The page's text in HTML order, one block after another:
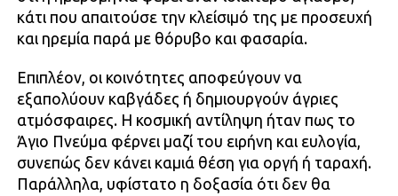
κάτι που απαιτούσε την κλείσιμό της με προσευχή
και ηρεμία παρά με θόρυβο και φασαρία.
Επιπλέον, οι κοινότητες αποφεύγουν να
εξαπολύουν καβγάδες ή δημιουργούν άγριες
ατμόσφαιρες. Η κοσμική αντίληψη ήταν πως το
Άγιο Πνεύμα φέρνει μαζί του ειρήνη και ευλογία,
συνεπώς δεν κάνει καμιά θέση για οργή ή ταραχή.
Παράλληλα, υφίστατο η δοξασία ότι δεν θα